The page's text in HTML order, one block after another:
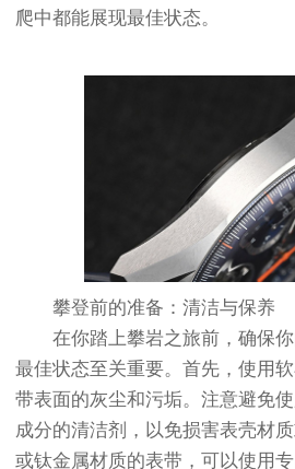
爬中都能展现最佳状态。
攀登前的准备：清洁与保养
在你踏上攀岩之旅前，确保你
最佳状态至关重要。首先，使用
带表面的灰尘和污垢。注意避免
成分的清洁剂，以免损害表壳材
或钛金属材质的表带，可以使用